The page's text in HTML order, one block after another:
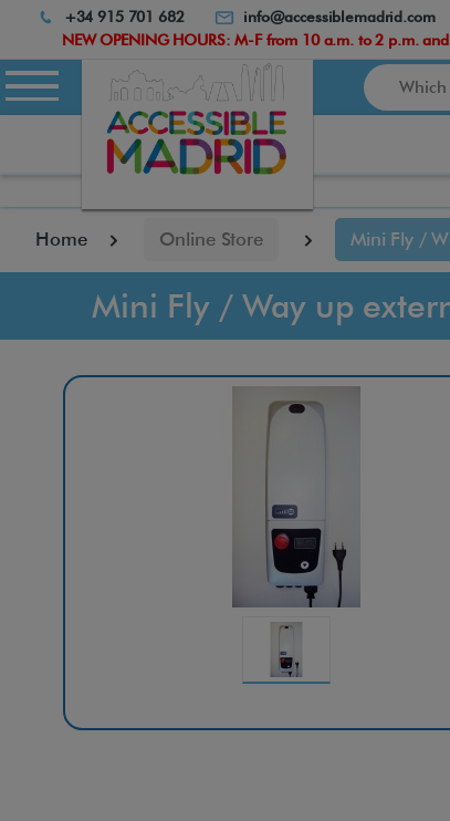
Atención:
sitio
cuenta
con
de
Control-
el
+34 915 701 682 info@accessiblemadrid.com
NEW OPENING HOURS: M-F from 10 a.m. to 2 p.m.
Search
Home Online Store Mini Fly /
Mini Fly / Way up